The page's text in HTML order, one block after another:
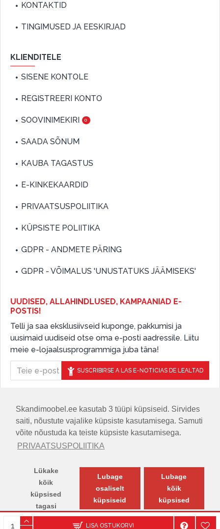
Skandimoobel.ee kasutab 3 tüüpi küpsiseid. Sirvides
saiti, nõustute vajalike küpsiste kasutamisega. Samuti
võite nõustuda ka teiste küpsiste kasutamisega.
PRIVAATSUSPOLIITIKA
Lükake
kõik
küpsised
tagasi
Lubage
osaliselt
küpsiseid
Lubage
kõik
küpsised
LISA OSTUKORVI
KONTAKTID
TINGIMUSED JA EESKIRJAD
KLIENDITELE
SISENE KONTOLE
REGISTREERI KONTO
SOOVINIMEKIRI 0
SAADA SÕNUM
KAUBA TAGASTUS
E-KINKEKAARDID
PRIVAATSUSPOLIITIKA
KÜPSISTE POLIITIKA
GDPR - ANDMETE PÄRING
GDPR - VÕIMALUS 'UNUSTATUKS JÄÄMISEKS'
UUDISED, ALLAHINDLUSED, KAMPAANIAD E-
POSTIS!
Telli ja saa eksklusiivseid kuponge, pakkumisi ja
uusimaid uudiseid otse oma e-posti aadressile. Liitu
meie e-lojaalsusprogrammiga juba täna!
SUSCRIBIRSE A LAS E-NOTICIAS DE LEALTAD
JÄLGIGE MEID SOTSIAALMEEDIAS
© SKANDIMÖÖBEL.EE | Skandinaavia disaini mööblisalong.